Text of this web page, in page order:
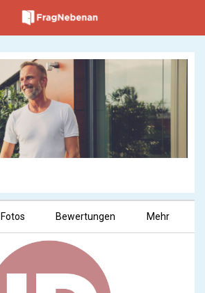
Fotos Bewertungen Mehr